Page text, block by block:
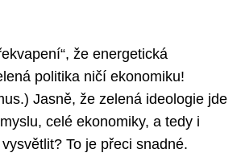
že energetická
politika ničí ekonomiku!
Jasně, že zelená ideologie jde
celé ekonomiky, a tedy i
To je přeci snadné.